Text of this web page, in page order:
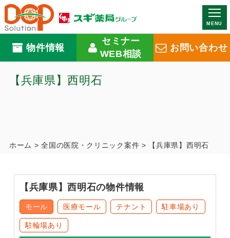
MENU
物件情報
セミナー
WEB相談
お問い合わせ
【兵庫県】西明石
ホーム >全国の医院・クリニック案件 > 【兵庫県】西明石
【兵庫県】西明石の物件情報
モール 医療モール テナント 駐車場あり
駐輪場あり